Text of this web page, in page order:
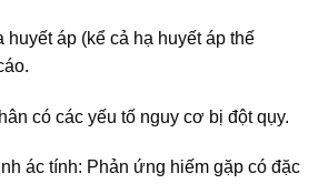
huyết áp (kể cả hạ huyết áp thế
có các yếu tố nguy cơ bị đột qụy.
ác tính: Phản ứng hiếm gặp có đặc